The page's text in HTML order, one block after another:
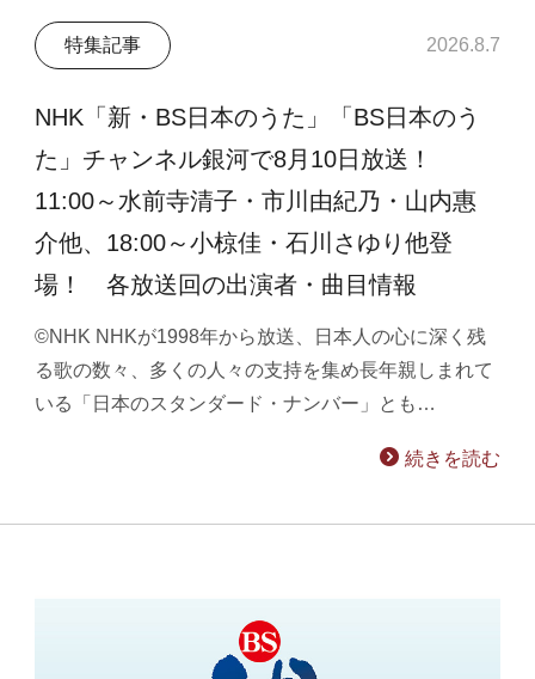
特集記事 2026.8.7
NHK「新・BS日本のうた」「BS日本のう
た」チャンネル銀河で8月10日放送！
11:00～水前寺清子・市川由紀乃・山内惠
介他、18:00～小椋佳・石川さゆり他登
場！ 各放送回の出演者・曲目情報
©NHK NHKが1998年から放送、日本人の心に深く残
る歌の数々、多くの人々の支持を集め長年親しまれて
いる「日本のスタンダード・ナンバー」とも…
続きを読む